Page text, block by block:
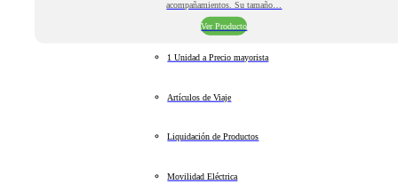
acompañamientos. Su tamaño…
Ver Producto
1 Unidad a Precio mayorista
Artículos de Viaje
Liquidación de Productos
Movilidad Eléctrica